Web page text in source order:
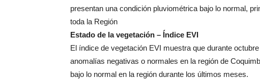
presentan una condición pluviométrica bajo lo normal,
toda la Región
Estado de la vegetación – Índice EVI
El índice de vegetación EVI muestra que durante
anomalías negativas o normales en la región de
bajo lo normal en la región durante los últimos meses.